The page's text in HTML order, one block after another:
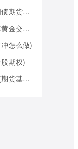
影响大吗)
所全称)
怎么做)
期权)
还是基金)